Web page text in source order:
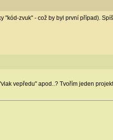
zvuk" - což by byl první případ).
vepředu" apod..? Tvořím jeden